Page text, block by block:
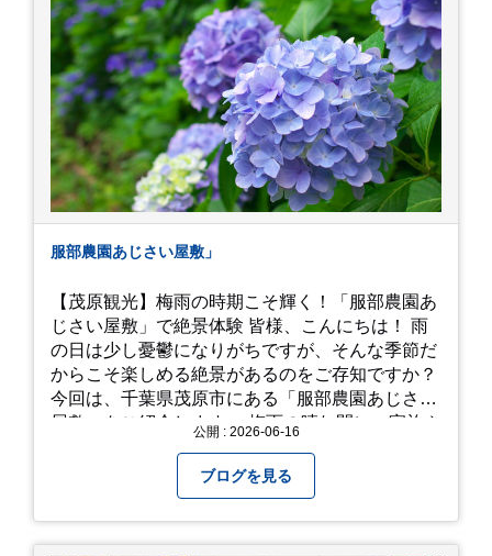
のハスは時期が早かったですが、来月は見事だろ
うなぁ。 それでは、皆さん、梅雨冷えの日もござ
いますが、お元気でお過ごし下さい。
服部農園あじさい屋敷」
【茂原観光】梅雨の時期こそ輝く！「服部農園あ
じさい屋敷」で絶景体験 皆様、こんにちは！ 雨
の日は少し憂鬱になりがちですが、そんな季節だ
からこそ楽しめる絶景があるのをご存知ですか？
今回は、千葉県茂原市にある「服部農園あじさい
屋敷」をご紹介します。 梅雨の晴れ間に、家族や
め尽くす「あじさい」 服部農園あじさい屋敷の魅
力は、なんといってもそのスケール感。約18,000
平方メートルの広大な敷地に、なんと250種類以
公開 : 2026-06-16
ブログを見る